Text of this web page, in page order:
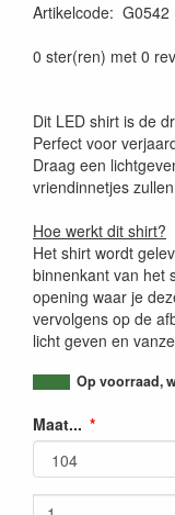
Artikelcode: G0542
0 ster(ren) met 0
Dit LED shirt is de
Perfect voor
Draag een
vriendinnetjes
Hoe werkt dit shirt?
Het shirt wordt
binnenkant van het
opening waar je
vervolgens op de
licht geven en
Op voorraad,
Maat...